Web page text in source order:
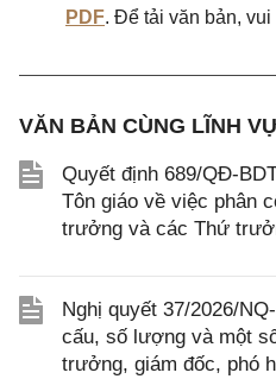
PDF. Để tải văn bản,
VĂN BẢN CÙNG LĨNH
Quyết định 689/QĐ-
Tôn giáo về việc phân
trưởng và các Thứ
Nghị quyết 37/2026/
cấu, số lượng và một
trưởng, giám đốc, phó